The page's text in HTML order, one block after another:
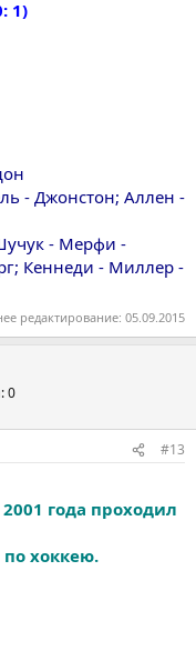
1)
- Джонстон; Аллен -
- Мерфи -
Кеннеди - Миллер -
редактирование: 05.09.2015
0
#13
года проходил
хоккею.